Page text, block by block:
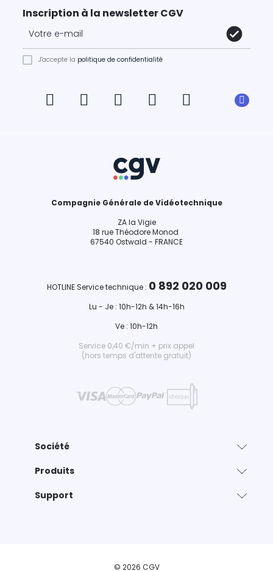
Inscription à la newsletter CGV
J'accepte la politique de confidentialité
Compagnie Générale de Vidéotechnique
ZA la Vigie
18 rue Théodore Monod
67540 Ostwald - FRANCE
HOTLINE Service technique : 0 892 020 009
Lu - Je : 10h-12h & 14h-16h
Ve : 10h-12h
Service 0,40 €/min + prix appel
(hors temps d'attente gratuit)
Société
Produits
Support
© 2026 CGV